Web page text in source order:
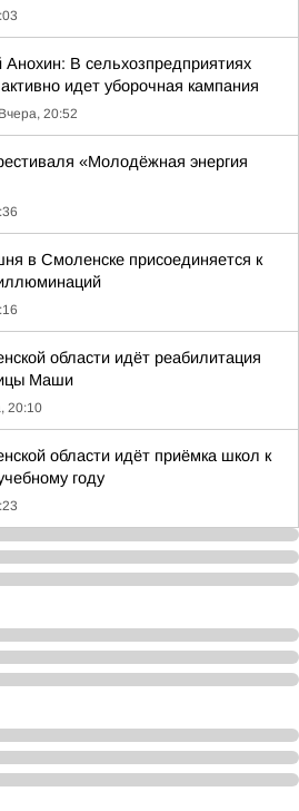
Анохин: В сельхозпредприятиях
идет уборочная кампания
Вчера, 20:52
«Молодёжная энергия
в Смоленске присоединяется к
области идёт реабилитация
Маши
20:10
области идёт приёмка школ к
году